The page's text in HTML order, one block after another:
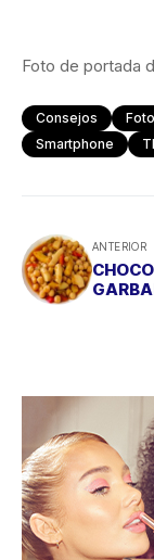
Foto de portada
Consejos
Smartphone
ANTERIOR